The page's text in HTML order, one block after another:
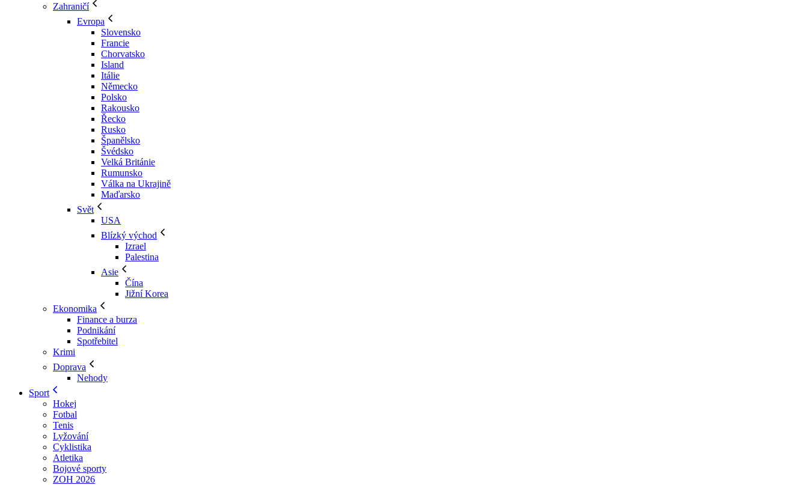
Zahraničí
Evropa
Slovensko
Francie
Chorvatsko
Island
Itálie
Německo
Polsko
Rakousko
Řecko
Rusko
Španělsko
Švédsko
Velká Británie
Rumunsko
Válka na Ukrajině
Maďarsko
Svět
USA
Blízký východ
Izrael
Palestina
Asie
Čína
Jižní Korea
Ekonomika
Finance a burza
Podnikání
Spotřebitel
Krimi
Doprava
Nehody
Sport
Hokej
Fotbal
Tenis
Lyžování
Cyklistika
Atletika
Bojové sporty
ZOH 2026